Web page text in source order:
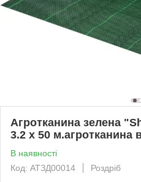
Агротканина зелена
3.2 х 50 м.агротканина
В наявності
Код: АТЗД00014
Роздріб